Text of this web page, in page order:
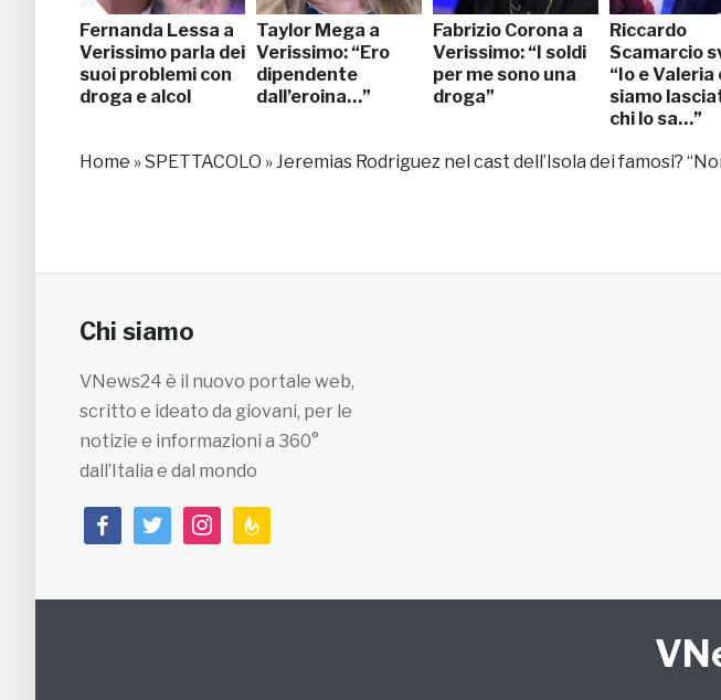
Fernanda Lessa a
Verissimo parla dei
suoi problemi con
droga e alcol
Taylor Mega a
Verissimo: “Ero
dipendente
dall’eroina…”
Fabrizio Corona a
Verissimo: “I soldi
per me sono una
droga”
Riccardo
Scamarcio
“Io e Valeria
siamo
chi lo sa…”
Home »SPETTACOLO » Jeremias Rodriguez nel cast dell’Isola dei famosi?
Chi siamo
VNews24 è il nuovo portale web,
scritto e ideato da giovani, per le
notizie e informazioni a 360°
dall’Italia e dal mondo
facebooktwitterinstagramfeedburner